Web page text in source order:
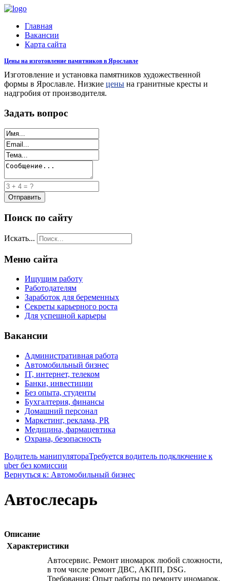
Главная
Вакансии
Карта сайта
Цены на изготовление памятников в Ярославле
Изготовление и установка памятников художественной
формы в Ярославле. Низкие цены на гранитные кресты и
надгробия от производителя.
Задать вопрос
Поиск по сайту
Искать...
Меню сайта
Ищущим работу
Работодателям
Заработок для беременных
Секреты карьерного роста
Для успешной карьеры
Вакансии
Административная работа
Автомобильный бизнес
IT, интернет, телеком
Банки, инвестиции
Без опыта, студенты
Бухгалтерия, финансы
Домашний персонал
Маркетинг, реклама, PR
Медицина, фармацевтика
Охрана, безопасность
Водитель манипулятораТребуется водитель подключение к
uber без комиссии
Вернуться к: Автомобильный бизнес
Автослесарь
Описание
Характеристики
Автосервис. Ремонт иномарок любой сложности,
в том числе ремонт ДВС, АКПП, DSG.
Требования: Опыт работы по ремонту иномарок.